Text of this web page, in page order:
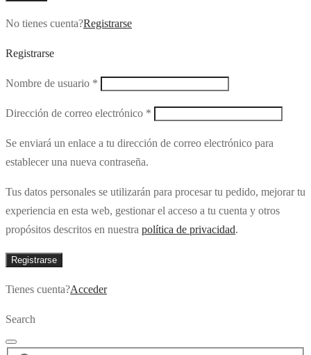
No tienes cuenta?Registrarse
Registrarse
Nombre de usuario *
Dirección de correo electrónico *
Se enviará un enlace a tu dirección de correo electrónico para
establecer una nueva contraseña.
Tus datos personales se utilizarán para procesar tu pedido, mejorar tu
experiencia en esta web, gestionar el acceso a tu cuenta y otros
propósitos descritos en nuestra política de privacidad.
Registrarse
Tienes cuenta?Acceder
Search